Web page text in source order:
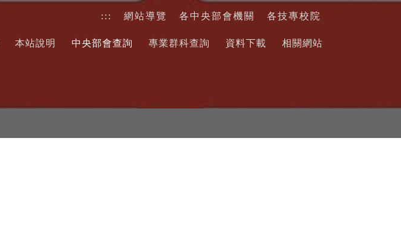
::: 網站導覽 各中央部會機關 各技專校院
本站說明 中央部會查詢 專業群科查詢 資料下載 相關網站